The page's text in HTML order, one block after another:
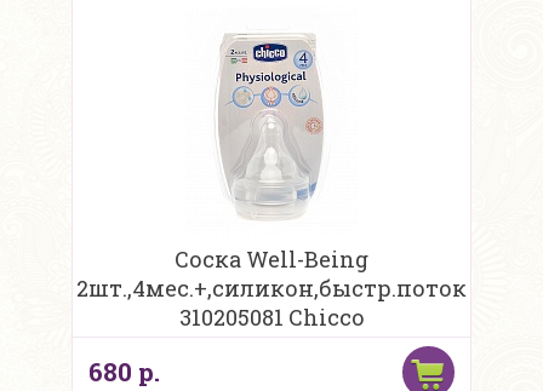
Соска Well-Being
2шт.,4мес.+,силикон,быстр.поток
310205081 Chicco
680 р.